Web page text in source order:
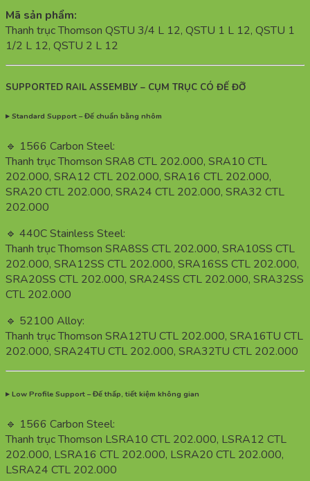
Mã sản phẩm:
Thanh trục Thomson QSTU 3/4 L 12, QSTU 1 L 12, QSTU 1
1/2 L 12, QSTU 2 L 12
SUPPORTED RAIL ASSEMBLY – CỤM TRỤC CÓ ĐẾ ĐỠ
▸ Standard Support – Đế chuẩn bằng nhôm
🔹 1566 Carbon Steel:
Thanh trục Thomson SRA8 CTL 202.000, SRA10 CTL
202.000, SRA12 CTL 202.000, SRA16 CTL 202.000,
SRA20 CTL 202.000, SRA24 CTL 202.000, SRA32 CTL
202.000
🔹 440C Stainless Steel:
Thanh trục Thomson SRA8SS CTL 202.000, SRA10SS CTL
202.000, SRA12SS CTL 202.000, SRA16SS CTL 202.000,
SRA20SS CTL 202.000, SRA24SS CTL 202.000, SRA32SS
CTL 202.000
🔹 52100 Alloy:
Thanh trục Thomson SRA12TU CTL 202.000, SRA16TU CTL
202.000, SRA24TU CTL 202.000, SRA32TU CTL 202.000
▸ Low Profile Support – Đế thấp, tiết kiệm không gian
🔹 1566 Carbon Steel:
Thanh trục Thomson LSRA10 CTL 202.000, LSRA12 CTL
202.000, LSRA16 CTL 202.000, LSRA20 CTL 202.000,
LSRA24 CTL 202.000